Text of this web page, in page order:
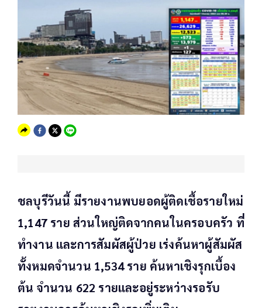
ชลบุรีวันนี้ มีรายงานพบยอดผู้ติดเชื้อรายใหม่
1,147 ราย ส่วนใหญ่ติดจากคนในครอบครัว ที่
ทำงาน และการสัมผัสผู้ป่วย เร่งค้นหาผู้สัมผัส
ทั้งหมดจำนวน 1,534 ราย ค้นหาเชิงรุกเบื้อง
ต้น จำนวน 622 รายและอยู่ระหว่างรอรับ